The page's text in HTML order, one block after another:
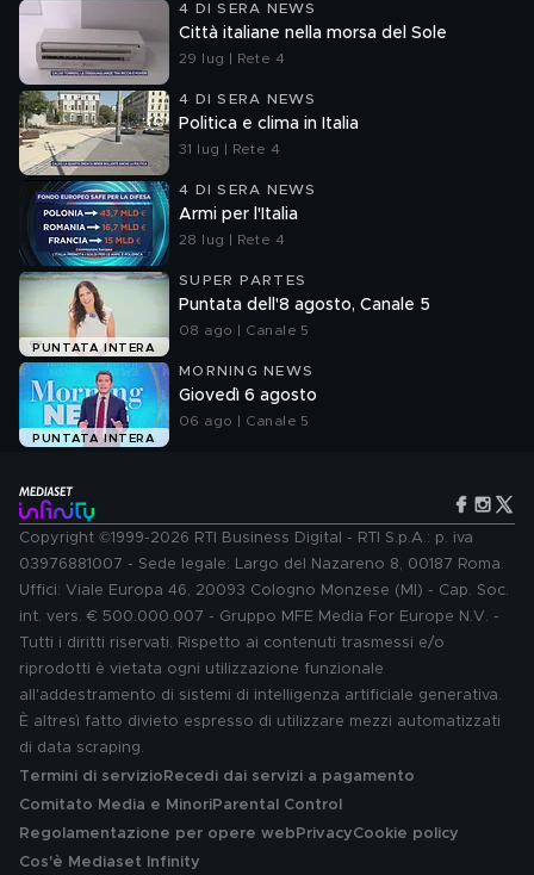
4 DI SERA NEWS
Città italiane nella morsa del Sole
29 lug | Rete 4
4 DI SERA NEWS
Politica e clima in Italia
31 lug | Rete 4
4 DI SERA NEWS
Armi per l'Italia
28 lug | Rete 4
PUNTATA INTERA
SUPER PARTES
Puntata dell'8 agosto, Canale 5
08 ago | Canale 5
PUNTATA INTERA
MORNING NEWS
Giovedì 6 agosto
06 ago | Canale 5
Copyright ©1999-2026 RTI Business Digital - RTI S.p.A.: p. iva
03976881007 - Sede legale: Largo del Nazareno 8, 00187 Roma.
Uffici: Viale Europa 46, 20093 Cologno Monzese (MI) - Cap. Soc.
int. vers. € 500.000.007 - Gruppo MFE Media For Europe N.V. -
Tutti i diritti riservati. Rispetto ai contenuti trasmessi e/o
riprodotti è vietata ogni utilizzazione funzionale
all'addestramento di sistemi di intelligenza artificiale generativa.
È altresì fatto divieto espresso di utilizzare mezzi automatizzati
di data scraping.
Termini di servizio Recedi dai servizi a pagamento
Comitato Media e MinoriParental Control
Regolamentazione per opere web PrivacyCookie policy
Cos'è Mediaset Infinity